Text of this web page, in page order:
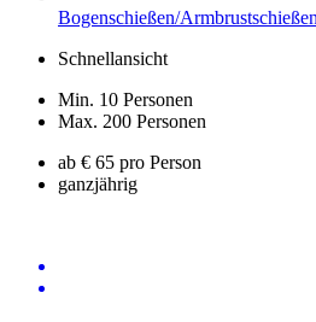
Bogenschießen/
Schnellansicht
Min. 10 Personen
Max. 200 Personen
ab € 65 pro Person
ganzjährig